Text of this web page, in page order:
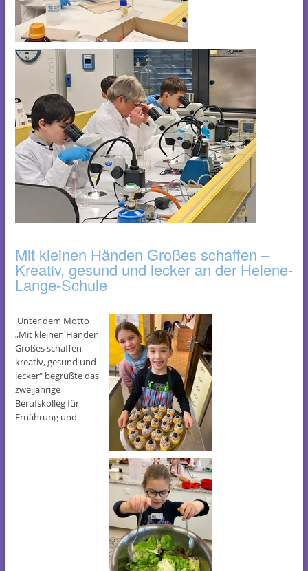
Mit kleinen Händen Großes schaffen –
Kreativ, gesund und lecker an der Helene-
Lange-Schule
Unter dem Motto
„Mit kleinen Händen
Großes schaffen –
kreativ, gesund und
lecker“ begrüßte das
zweijährige
Berufskolleg für
Ernährung und